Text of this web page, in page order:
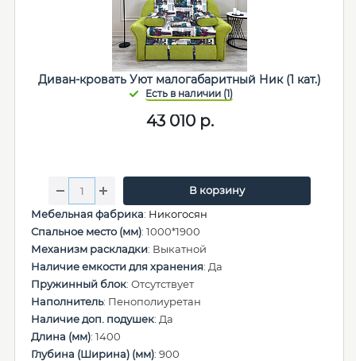
Диван-кровать Уют малогабаритный Ник (1 кат.)
43 010р.
В корзину
Мебельная фабрика: Никогосян
Спальное место (мм): 1000*1900
Механизм раскладки: Выкатной
Наличие емкости для хранения: Да
Пружинный блок: Отсутствует
Наполнитель: Пенополиуретан
Наличие доп. подушек: Да
Длина (мм): 1400
Глубина (Ширина) (мм): 900